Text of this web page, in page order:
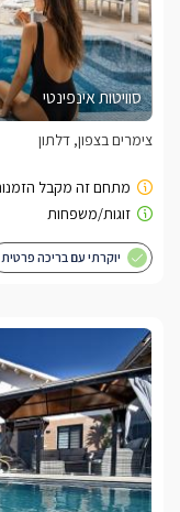
סוויטות אינפינטי
צימרים בצפון, דלתון
יוקרתי עם בריכה פרטית